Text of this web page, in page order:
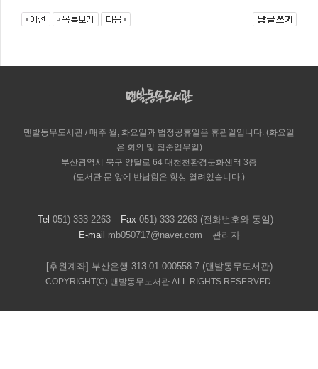
맨발동무도서관 / 매주 월, 화요일과 법정공휴일은 휴관일입니다. (화요일
은 회의 및 집중업무일)
부산광역시 북구 양달로 64 대천천환경문화센터 3층
(도서관 문 앞에 반납함은 항상 열려있습니다.)
Tel 051) 333-2263 Fax 051) 333-2263 (전화번호와 동일)
E-mail mb050717@naver.com 관리자
[후원계좌] 부산은행 313-01-000558-7 (맨발동무도서관)
COPYRIGHT(C) 맨발동무도서관 ALL RIGHTS RESERVED.